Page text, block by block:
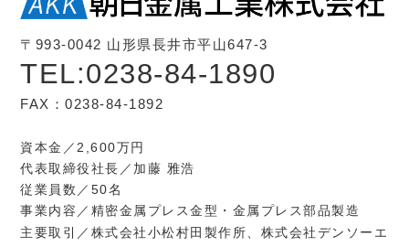
〒993-0042 山形県長井市平山647-3
TEL:0238-84-1890
FAX：0238-84-1892
資本金／2,600万円
代表取締役社長／加藤 雅浩
従業員数／50名
事業内容／精密金属プレス金型・金属プレス部品製造
主要取引／株式会社小松村田製作所、株式会社デンソーエ